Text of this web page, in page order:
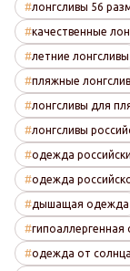
лонгсливы 56
качественные
летние лонгсливы
пляжные
лонгсливы для
лонгсливы
одежда
одежда
дышащая одежда
одежда от солнца